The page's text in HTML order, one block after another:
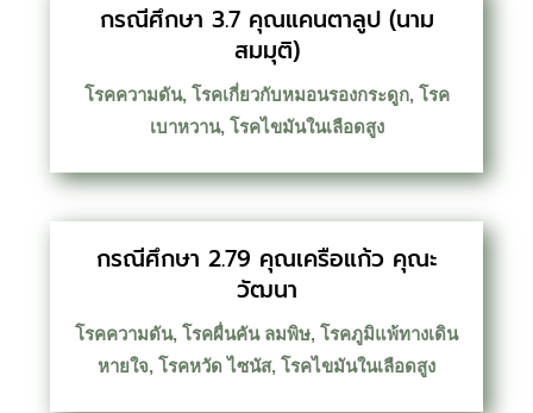
กรณีศึกษา 3.7 คุณแคนตาลูป (นาม
สมมุติ)
โรคความดัน, โรคเกี่ยวกับหมอนรองกระดูก, โรค
เบาหวาน, โรคไขมันในเลือดสูง
กรณีศึกษา 2.79 คุณเครือแก้ว คุณะ
วัฒนา
โรคความดัน, โรคผื่นคัน ลมพิษ, โรคภูมิแพ้ทางเดิน
หายใจ, โรคหวัด ไซนัส, โรคไขมันในเลือดสูง